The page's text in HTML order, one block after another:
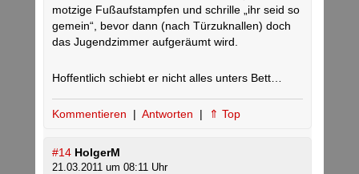
motzige Fußaufstampfen und schrille „ihr seid so
gemein“, bevor dann (nach Türzuknallen) doch
das Jugendzimmer aufgeräumt wird.
Hoffentlich schiebt er nicht alles unters Bett…
Kommentieren | Antworten | ⇑ Top
#14 HolgerM
21.03.2011 um 08:11 Uhr